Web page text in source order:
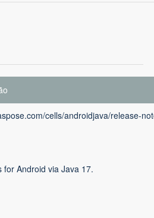
cells/androidjava/release-
for Android via Java 17.